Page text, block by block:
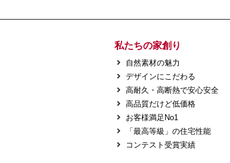
私たちの家創り
自然素材の魅力
デザインにこだわる
高耐久・高断熱で安心安全
高品質だけど低価格
お客様満足No1
「最高等級」の住宅性能
コンテスト受賞実績